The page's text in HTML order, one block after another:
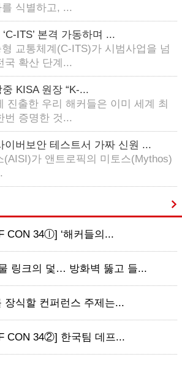
식별하고, ...
ITS’ 본격 가동하며 ...
교통체계(C-ITS)가 시범사업을 넘
국 확산 단계...
KISA 원장 “K-...
진출한 우리 해커들은 이미 세계 최
번 증명한 것...
이버보안 테스트서 가짜 신원 ...
(AISI)가 앤트로픽의 미토스(Mythos)
CON 34ⓛ] ‘해커들의...
링크의 덫… 방화벽 뚫고 들...
장식할 컨퍼런스 주제는...
CON 34②] 한국팀 데프...